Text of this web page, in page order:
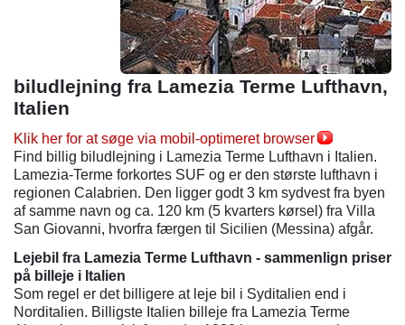
biludlejning fra Lamezia Terme Lufthavn,
Italien
Klik her for at søge via mobil-optimeret browser
Find billig biludlejning i Lamezia Terme Lufthavn i Italien.
Lamezia-Terme forkortes SUF og er den største lufthavn i
regionen Calabrien. Den ligger godt 3 km sydvest fra byen
af samme navn og ca. 120 km (5 kvarters kørsel) fra Villa
San Giovanni, hvorfra færgen til Sicilien (Messina) afgår.
Lejebil fra Lamezia Terme Lufthavn - sammenlign priser
på billeje i Italien
Som regel er det billigere at leje bil i Syditalien end i
Norditalien. Billigste Italien billeje fra Lamezia Terme